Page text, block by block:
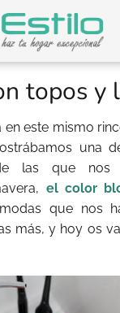
topos y
en este mismo
una
las que nos
el color
que nos
más, y hoy os